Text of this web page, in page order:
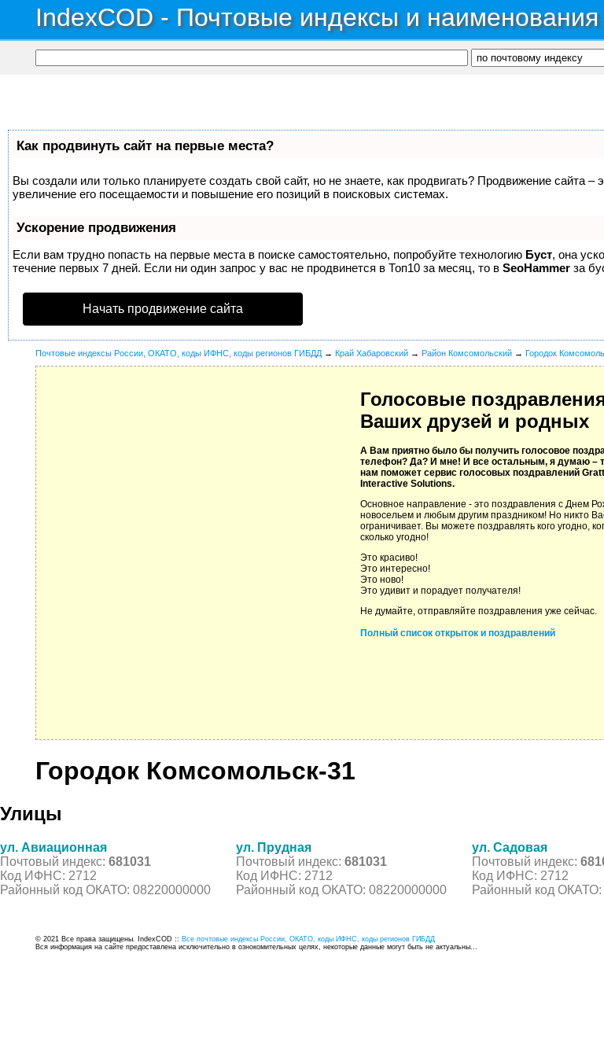
IndexCOD - Почтовые индексы и наименования
Как продвинуть сайт на первые места?
Вы создали или только планируете создать свой сайт, но не знаете, как продвигать? Продвижение сайта
увеличение его посещаемости и повышение его позиций в поисковых системах.
Ускорение продвижения
Если вам трудно попасть на первые места в поиске самостоятельно, попробуйте технологию Буст, она
течение первых 7 дней. Если ни один запрос у вас не продвинется в Топ10 за месяц, то в SeoHammer за
Начать продвижение сайта
Почтовые индексы России, ОКАТО, коды ИФНС, коды регионов ГИБДД → Край Хабаровский → Район Комсомольский → Городок
Голосовые
Ваших друзей и родных
А Вам приятно было бы получить голосовое
телефон? Да? И мне! И все остальным, я думаю –
нам поможет сервис голосовых поздравлений
Interactive Solutions.
Основное направление - это поздравления с Днем
новосельем и любым другим праздником! Но никто
ограничивает. Вы можете поздравлять кого угодно,
сколько угодно!
Это красиво!
Это интересно!
Это ново!
Это удивит и порадует получателя!
Не думайте, отправляйте поздравления уже сейчас.
Полный список открыток и поздравлений
Городок Комсомольск-31
Улицы
ул. Авиационная
Почтовый индекс: 681031
Код ИФНС: 2712
Районный код ОКАТО: 08220000000
ул. Прудная
Почтовый индекс: 681031
Код ИФНС: 2712
Районный код ОКАТО: 08220000000
ул. Садовая
Почтовый индекс:
Код ИФНС: 2712
Районный код ОКАТО:
© 2021 Все права защищены. IndexCOD :: Все почтовые индексы России, ОКАТО, коды ИФНС, коды регионов ГИБДД
Вся информация на сайте предоставлена исключительно в ознокомительных целях, некоторые данные могут быть не актуальны...